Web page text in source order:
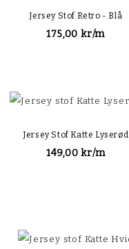
Jersey Stof Retro - Blå
175,00 kr/m
Jersey Stof Katte Lyserød
149,00 kr/m